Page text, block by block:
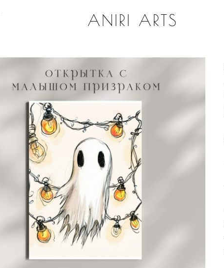
ANIRI ARTS